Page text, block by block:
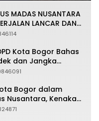
MADAS NUSANTARA
LANCAR DAN
Kota Bogor Bahas
dan Jangka
Bogor dalam
Nusantara, Kenakan
Simbol